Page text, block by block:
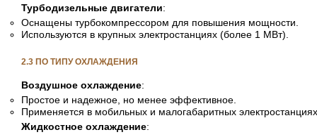
Турбодизельные двигатели:
Оснащены турбокомпрессором для повышения мощности.
Используются в крупных электростанциях (более 1 МВт).
2.3 ПО ТИПУ ОХЛАЖДЕНИЯ
Воздушное охлаждение:
Простое и надежное, но менее эффективное.
Применяется в мобильных и малогабаритных
Жидкостное охлаждение: